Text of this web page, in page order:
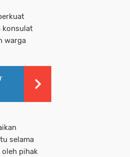
konsulat
warga
selama
pihak